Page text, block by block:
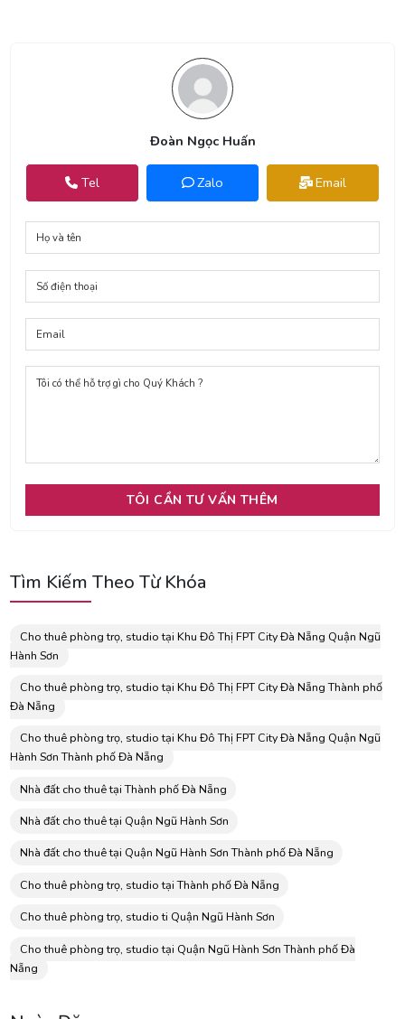
Đoàn Ngọc Huấn
Tel Zalo Email
Tìm Kiếm Theo Từ Khóa
Cho thuê phòng trọ, studio tại Khu Đô Thị FPT City Đà Nẵng Quận Ngũ
Hành Sơn
Cho thuê phòng trọ, studio tại Khu Đô Thị FPT City Đà Nẵng Thành phố
Đà Nẵng
Cho thuê phòng trọ, studio tại Khu Đô Thị FPT City Đà Nẵng Quận Ngũ
Hành Sơn Thành phố Đà Nẵng
Nhà đất cho thuê tại Thành phố Đà Nẵng
Nhà đất cho thuê tại Quận Ngũ Hành Sơn
Nhà đất cho thuê tại Quận Ngũ Hành Sơn Thành phố Đà Nẵng
Cho thuê phòng trọ, studio tại Thành phố Đà Nẵng
Cho thuê phòng trọ, studio ti Quận Ngũ Hành Sơn
Cho thuê phòng trọ, studio tại Quận Ngũ Hành Sơn Thành phố Đà
Nẵng